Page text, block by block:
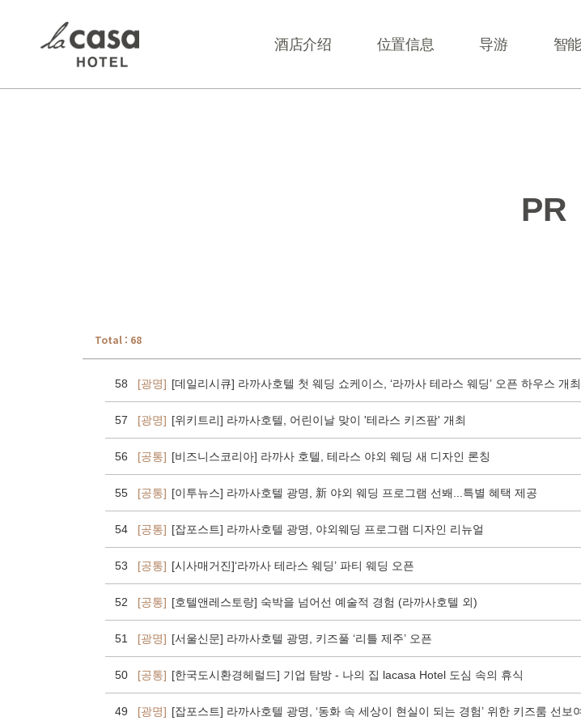
酒店介绍 位置信息 导游 智
PR
Total : 68
58 [광명] [데일리시큐] 라까사호텔 첫 웨딩 쇼케이스, ‘라까사 테라스 웨딩’ 오픈 하우스 개최
57 [광명] [위키트리] 라까사호텔, 어린이날 맞이 '테라스 키즈팜' 개최
56 [공통] [비즈니스코리아] 라까사 호텔, 테라스 야외 웨딩 새 디자인 론칭
55 [공통] [이투뉴스] 라까사호텔 광명, 新 야외 웨딩 프로그램 선봬...특별 혜택 제공
54 [공통] [잡포스트] 라까사호텔 광명, 야외웨딩 프로그램 디자인 리뉴얼
53 [공통] [시사매거진]‘라까사 테라스 웨딩’ 파티 웨딩 오픈
52 [공통] [호텔앤레스토랑] 숙박을 넘어선 예술적 경험 (라까사호텔 외)
51 [광명] [서울신문] 라까사호텔 광명, 키즈풀 ‘리틀 제주’ 오픈
50 [공통] [한국도시환경헤럴드] 기업 탐방 - 나의 집 lacasa Hotel 도심 속의 휴식
49 [광명] [잡포스트] 라까사호텔 광명, ‘동화 속 세상이 현실이 되는 경험’ 위한 키즈룸 선보